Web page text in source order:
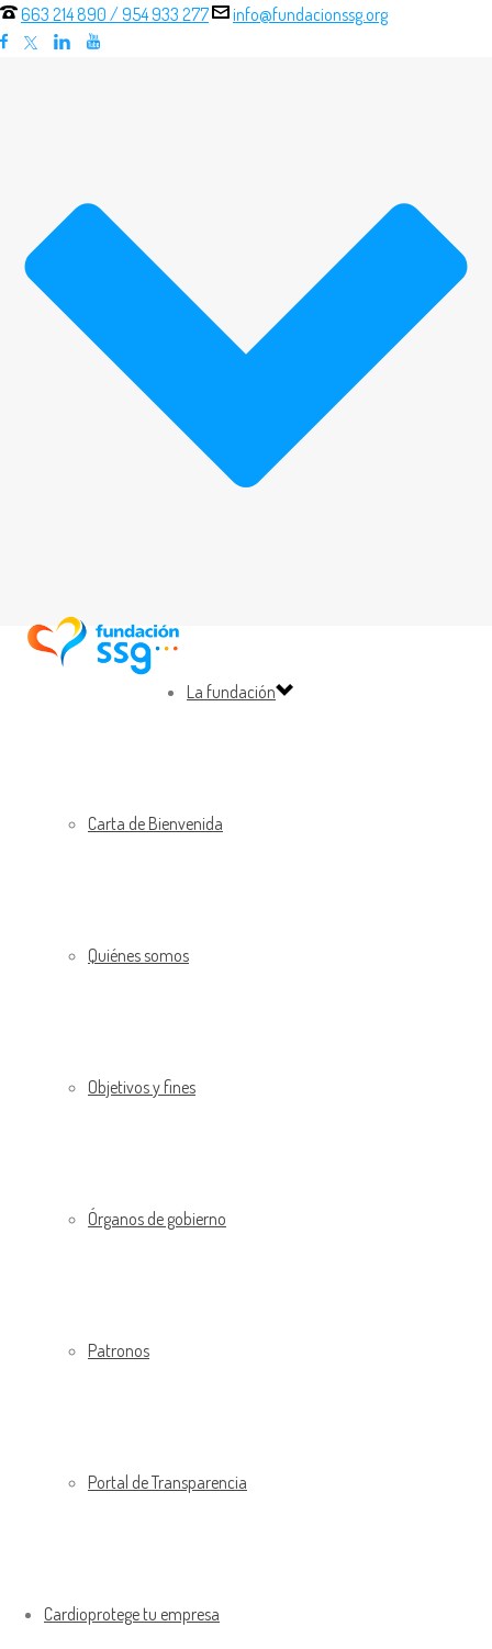
663 214 890 /954 933 277 info@fundacionssg.org
La fundación
Carta de Bienvenida
Quiénes somos
Objetivos y fines
Órganos de gobierno
Patronos
Portal de Transparencia
Cardioprotege tu empresa